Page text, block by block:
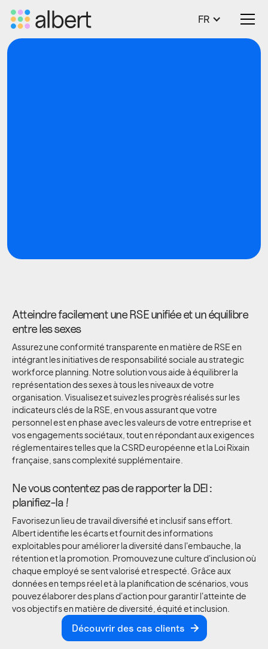
FR
Atteindre facilement une RSE unifiée et un équilibre
entre les sexes
Assurez une conformité transparente en matière de RSE en
intégrant les initiatives de responsabilité sociale au strategic
workforce planning. Notre solution vous aide à équilibrer la
représentation des sexes à tous les niveaux de votre
organisation. Visualisez et suivez les progrès réalisés sur les
indicateurs clés de la RSE, en vous assurant que votre
personnel est en phase avec les valeurs de votre entreprise et
vos engagements sociétaux, tout en répondant aux exigences
réglementaires telles que la CSRD européenne et la Loi Rixain
française, sans complexité supplémentaire.
Ne vous contentez pas de rapporter la DEI :
planifiez-la !
Favorisez un lieu de travail diversifié et inclusif sans effort.
Albert identifie les écarts et fournit des informations
exploitables pour améliorer la diversité dans l'embauche, la
rétention et la promotion. Promouvez une culture d'inclusion où
chaque employé se sent valorisé et respecté. Grâce aux
données en temps réel et à la planification de scénarios, vous
pouvez élaborer des plans d'action pour garantir l'atteinte de
vos objectifs en matière de diversité, équité et inclusion.
Découvrir des cas clients
Découvrir des cas clients